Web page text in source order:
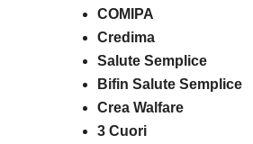
COMIPA
Credima
Salute Semplice
Bifin Salute Semplice
Crea Walfare
3 Cuori